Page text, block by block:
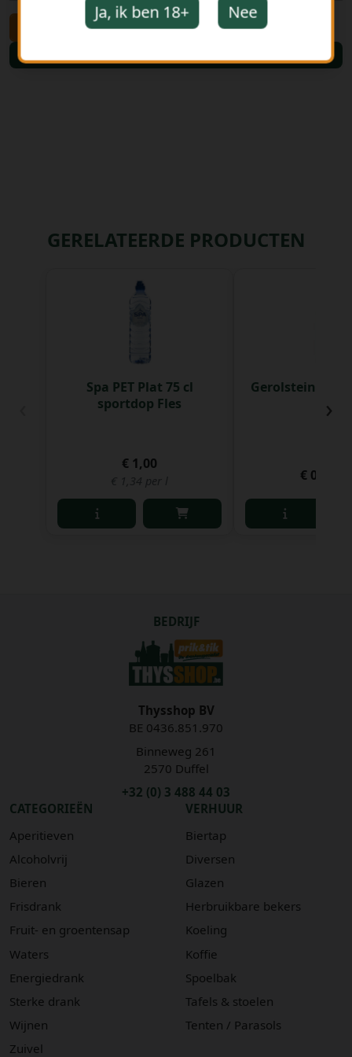
GERELATEERDE PRODUCTEN
Spa PET Plat 75 cl
sportdop Fles
€ 1,00
€ 1,34 per l
Gerolsteiner
Fles
€ 0,97
›
BEDRIJF
Thysshop BV
BE 0436.851.970
Binneweg 261
2570 Duffel
+32 (0) 3 488 44 03
CATEGORIEËN
Aperitieven
Alcoholvrij
Bieren
Frisdrank
Fruit- en groentensap
Waters
Energiedrank
Sterke drank
Wijnen
Zuivel
VERHUUR
Biertap
Diversen
Glazen
Herbruikbare bekers
Koeling
Koffie
Spoelbak
Tafels & stoelen
Tenten / Parasols
Ja, ik ben 18+ Nee